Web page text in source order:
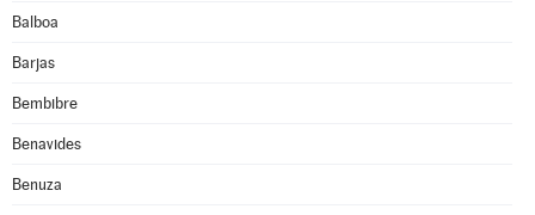
Balboa
Barjas
Bembibre
Benavides
Benuza